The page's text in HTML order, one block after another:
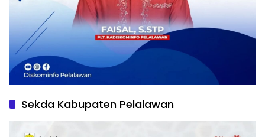
Sekda Kabupaten Pelalawan